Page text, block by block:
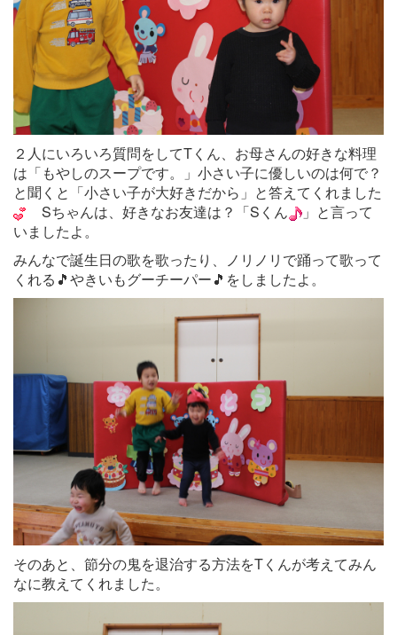
２人にいろいろ質問をしてTくん、お母さんの好きな料理
は「もやしのスープです。」小さい子に優しいのは何で？
と聞くと「小さい子が大好きだから」と答えてくれました
Sちゃんは、好きなお友達は？「Sくん
」と言って
いましたよ。
みんなで誕生日の歌を歌ったり、ノリノリで踊って歌って
くれる🎵やきいもグーチーパー🎵をしましたよ。
そのあと、節分の鬼を退治する方法をTくんが考えてみん
なに教えてくれました。